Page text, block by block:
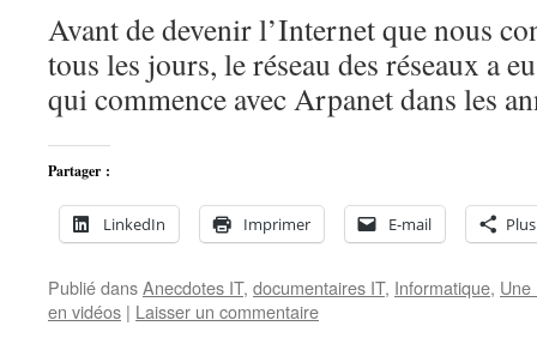
Avant de devenir l’Internet que nous
tous les jours, le réseau des réseaux a
qui commence avec Arpanet dans les
Partager :
LinkedIn Imprimer E-mail Plus
Publié dansAnecdotes IT, documentaires IT, Informatique,
en vidéos | Laisser un commentaire